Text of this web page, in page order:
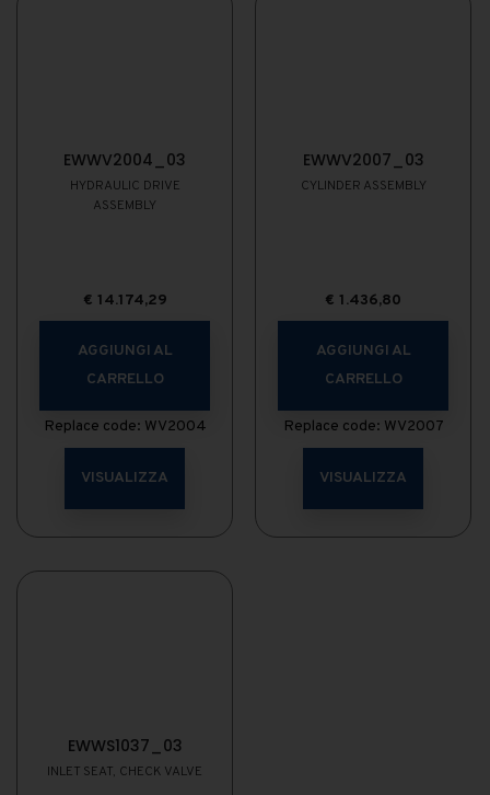
EWWV2004_03
HYDRAULIC DRIVE
ASSEMBLY
€ 14.174,29
AGGIUNGI AL
CARRELLO
Replace code: WV2004
VISUALIZZA
EWWV2007_03
CYLINDER ASSEMBLY
€ 1.436,80
AGGIUNGI AL
CARRELLO
Replace code: WV2007
VISUALIZZA
EWWS1037_03
INLET SEAT, CHECK VALVE